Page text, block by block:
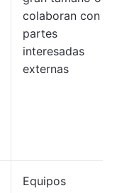
colaboran con
partes
interesadas
externas
Equipos